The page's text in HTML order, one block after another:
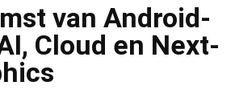
van Android-
Cloud en Next-